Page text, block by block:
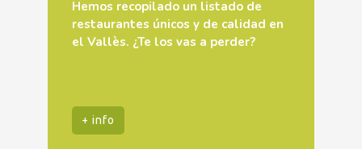
Hemos recopilado un listado de
restaurantes únicos y de calidad en
el Vallès. ¿Te los vas a perder?
+ info